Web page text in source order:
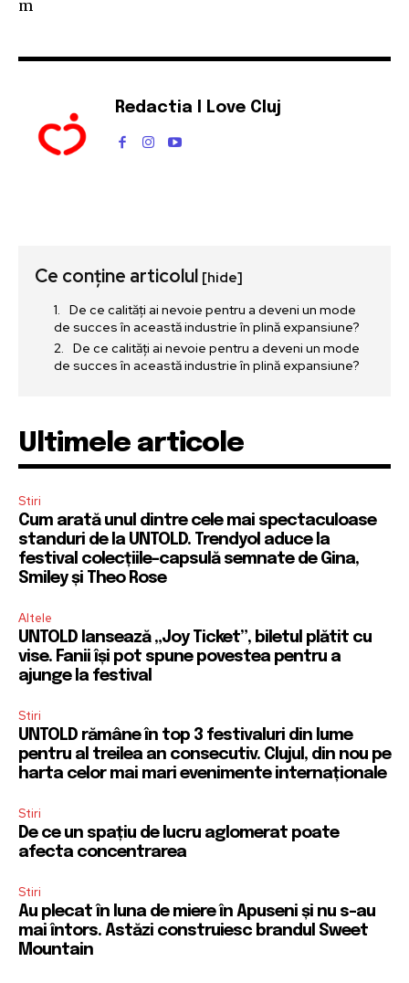
m
Redactia I Love Cluj
Ce conține articolul [hide]
De ce calități ai nevoie pentru a deveni un mode
de succes în această industrie în plină expansiune?
De ce calități ai nevoie pentru a deveni un mode
de succes în această industrie în plină expansiune?
Ultimele articole
Stiri
Cum arată unul dintre cele mai spectaculoase
standuri de la UNTOLD. Trendyol aduce la
festival colecțiile-capsulă semnate de Gina,
Smiley și Theo Rose
Altele
UNTOLD lansează „Joy Ticket”, biletul plătit cu
vise. Fanii își pot spune povestea pentru a
ajunge la festival
Stiri
UNTOLD rămâne în top 3 festivaluri din lume
pentru al treilea an consecutiv. Clujul, din nou pe
harta celor mai mari evenimente internaționale
Stiri
De ce un spațiu de lucru aglomerat poate
afecta concentrarea
Stiri
Au plecat în luna de miere în Apuseni și nu s-au
mai întors. Astăzi construiesc brandul Sweet
Mountain